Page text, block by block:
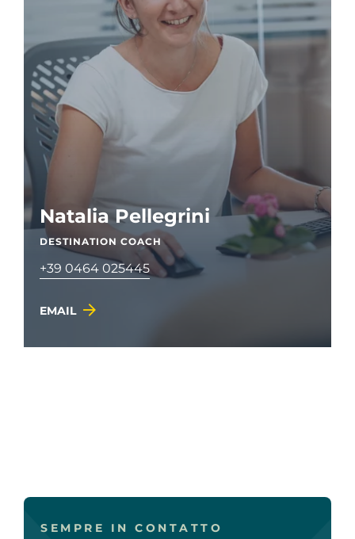
Natalia Pellegrini
DESTINATION COACH
+39 0464 025445
EMAIL
SEMPRE IN CONTATTO